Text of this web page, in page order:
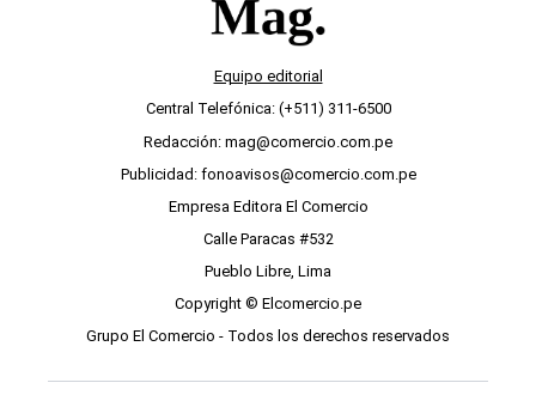
Equipo editorial
Central Telefónica: (+511) 311-6500
Redacción: mag@comercio.com.pe
Publicidad: fonoavisos@comercio.com.pe
Empresa Editora El Comercio
Calle Paracas #532
Pueblo Libre, Lima
Copyright © Elcomercio.pe
Grupo El Comercio - Todos los derechos reservados